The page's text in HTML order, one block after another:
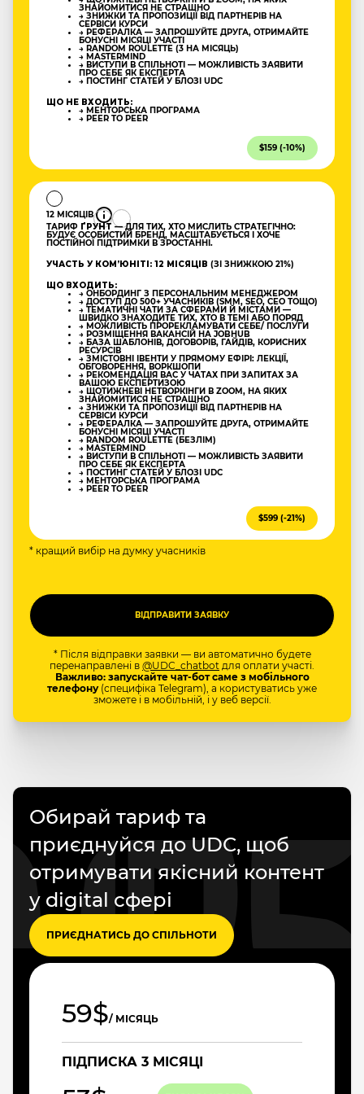
ЗНАЙОМИТИСЯ НЕ СТРАШНО
→ ЗНИЖКИ ТА ПРОПОЗИЦІЇ ВІД ПАРТНЕРІВ НА
СЕРВІСИ КУРСИ
→ РЕФЕРАЛКА — ЗАПРОШУЙТЕ ДРУГА, ОТРИМАЙТЕ
БОНУСНІ МІСЯЦІ УЧАСТІ
→ RANDOM ROULETTE (3 НА МІСЯЦЬ)
→ MASTERMIND
→ ВИСТУПИ В СПІЛЬНОТІ — МОЖЛИВІСТЬ ЗАЯВИТИ
ПРО СЕБЕ ЯК ЕКСПЕРТА
→ ПОСТИНГ СТАТЕЙ У БЛОЗІ UDC
ЩО НЕ ВХОДИТЬ:
→ МЕНТОРСЬКА ПРОГРАМА
→ PEER TO PEER
$159 (-10%)
12 МІСЯЦІВ
ТАРИФ ҐРУНТ — ДЛЯ ТИХ, ХТО МИСЛИТЬ СТРАТЕГІЧНО:
БУДУЄ ОСОБИСТИЙ БРЕНД, МАСШТАБУЄТЬСЯ І ХОЧЕ
ПОСТІЙНОЇ ПІДТРИМКИ В ЗРОСТАННІ.
УЧАСТЬ У КОМʼЮНІТІ: 12 МІСЯЦІВ (ЗІ ЗНИЖКОЮ 21%)
ЩО ВХОДИТЬ:
→ ОНБОРДИНГ З ПЕРСОНАЛЬНИМ МЕНЕДЖЕРОМ
→ ДОСТУП ДО 500+ УЧАСНИКІВ (SMM, SEO, CEO ТОЩО)
→ ТЕМАТИЧНІ ЧАТИ ЗА СФЕРАМИ Й МІСТАМИ —
ШВИДКО ЗНАХОДИТЕ ТИХ, ХТО В ТЕМІ АБО ПОРЯД
→ МОЖЛИВІСТЬ ПРОРЕКЛАМУВАТИ СЕБЕ/ ПОСЛУГИ
→ РОЗМІЩЕННЯ ВАКАНСІЙ НА JOBHUB
→ БАЗА ШАБЛОНІВ, ДОГОВОРІВ, ГАЙДІВ, КОРИСНИХ
РЕСУРСІВ
→ ЗМІСТОВНІ ІВЕНТИ У ПРЯМОМУ ЕФІРІ: ЛЕКЦІЇ,
ОБГОВОРЕННЯ, ВОРКШОПИ
→ РЕКОМЕНДАЦІЯ ВАС У ЧАТАХ ПРИ ЗАПИТАХ ЗА
ВАШОЮ ЕКСПЕРТИЗОЮ
→ ЩОТИЖНЕВІ НЕТВОРКІНГИ В ZOOM, НА ЯКИХ
ЗНАЙОМИТИСЯ НЕ СТРАШНО
→ ЗНИЖКИ ТА ПРОПОЗИЦІЇ ВІД ПАРТНЕРІВ НА
СЕРВІСИ КУРСИ
→ РЕФЕРАЛКА — ЗАПРОШУЙТЕ ДРУГА, ОТРИМАЙТЕ
БОНУСНІ МІСЯЦІ УЧАСТІ
→ RANDOM ROULETTE (БЕЗЛІМ)
→ MASTERMIND
→ ВИСТУПИ В СПІЛЬНОТІ — МОЖЛИВІСТЬ ЗАЯВИТИ
ПРО СЕБЕ ЯК ЕКСПЕРТА
→ ПОСТИНГ СТАТЕЙ У БЛОЗІ UDC
→ МЕНТОРСЬКА ПРОГРАМА
→ PEER TO PEER
$599 (-21%)
* кращий вибір на думку учасників
* Після відправки заявки — ви автоматично будете
перенаправлені в @UDC_chatbot для оплати участі.
Важливо: запускайте чат-бот саме з мобільного
телефону(специфіка Telegram), а користуватись уже
зможете і в мобільній, і у веб версії.
Обирай тариф та
приєднуйся до UDC, щоб
отримувати якісний контент
у digital сфері
ПРИЄДНАТИСЬ ДО СПІЛЬНОТИ
59$/ МІСЯЦЬ
ПІДПИСКА 3 МІСЯЦІ